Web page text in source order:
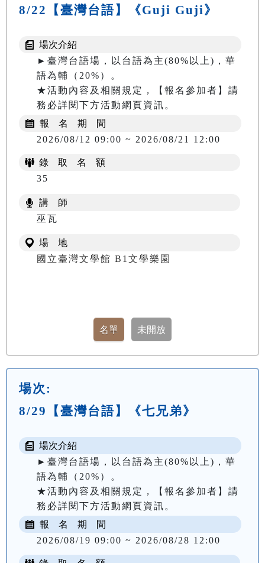
8/22【臺灣台語】《Guji Guji》
場次介紹
►臺灣台語場，以台語為主(80%以上)，華
語為輔（20%）。
★活動內容及相關規定，【報名參加者】請
務必詳閱下方活動網頁資訊。
報 名 期 間
2026/08/12 09:00 ~ 2026/08/21 12:00
錄 取 名 額
35
講 師
巫瓦
場 地
國立臺灣文學館 B1文學樂園
場次:
8/29【臺灣台語】《七兄弟》
場次介紹
►臺灣台語場，以台語為主(80%以上)，華
語為輔（20%）。
★活動內容及相關規定，【報名參加者】請
務必詳閱下方活動網頁資訊。
報 名 期 間
2026/08/19 09:00 ~ 2026/08/28 12:00